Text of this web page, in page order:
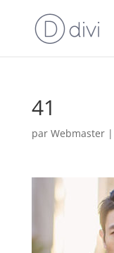
41
par Webmaster|